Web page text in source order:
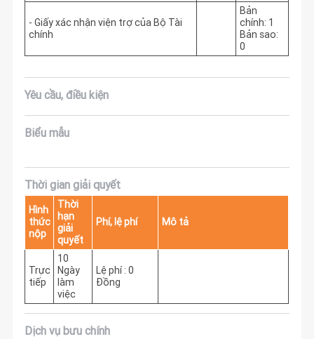
- Giấy xác nhận viện trợ của Bộ Tài
chính
Bản
chính: 1
Bản sao:
0
Yêu cầu, điều kiện
Biểu mẫu
Thời gian giải quyết
Hình
thức
nộp
Thời
hạn
giải
quyết
Phí, lệ phí Mô tả
Trực
tiếp
10
Ngày
làm
việc
Lệ phí : 0
Đồng
Dịch vụ bưu chính